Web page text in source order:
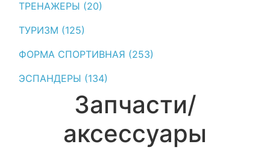
ТРЕНАЖЕРЫ (20)
ТУРИЗМ (125)
ФОРМА СПОРТИВНАЯ (253)
ЭСПАНДЕРЫ (134)
Запчасти/
аксессуары